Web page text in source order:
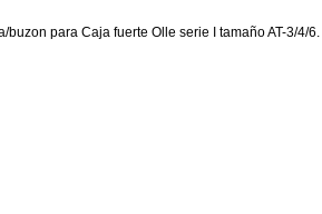
buzon para Caja fuerte Olle serie I tamaño AT-3/4/6.